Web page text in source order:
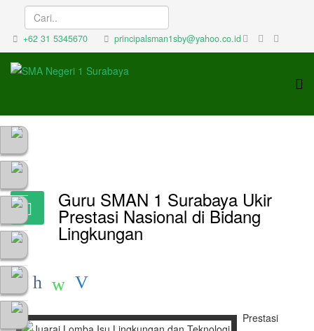
+62 31 5345670 principalsman1sby@yahoo.co.id
Guru SMAN 1 Surabaya Ukir
Prestasi Nasional di Bidang
Lingkungan
Prestasi